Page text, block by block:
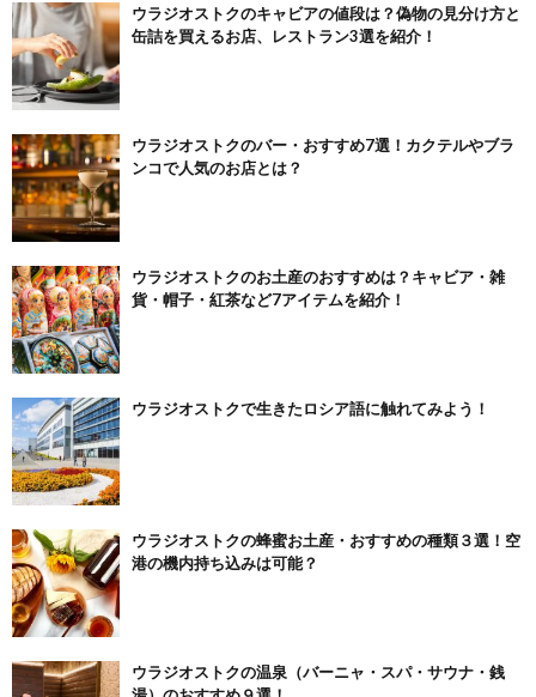
ウラジオストクのキャビアの値段は？偽物の見分け方と
缶詰を買えるお店、レストラン3選を紹介！
ウラジオストクのバー・おすすめ7選！カクテルやブラ
ンコで人気のお店とは？
ウラジオストクのお土産のおすすめは？キャビア・雑
貨・帽子・紅茶など7アイテムを紹介！
ウラジオストクで生きたロシア語に触れてみよう！
ウラジオストクの蜂蜜お土産・おすすめの種類３選！空
港の機内持ち込みは可能？
ウラジオストクの温泉（バーニャ・スパ・サウナ・銭